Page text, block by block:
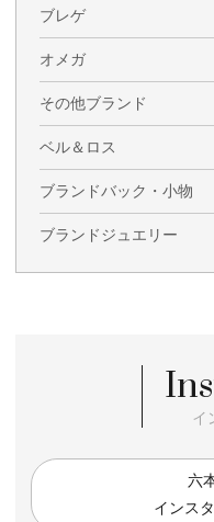
ブレゲ
オメガ
その他ブランド
ベル＆ロス
ブランドバック・小物
ブランドジュエリー
イ
六
インス